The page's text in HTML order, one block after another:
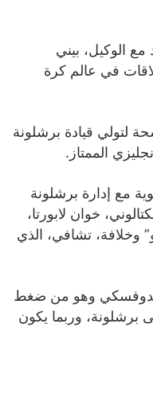
الوكيل، بيني
في عالم كرة
لتولي قيادة برشلونة
الممتاز.
مع إدارة برشلونة
خوان لابورتا،
وخلافة، تشافي، الذي
وهو من ضغط
برشلونة، وربما يكون